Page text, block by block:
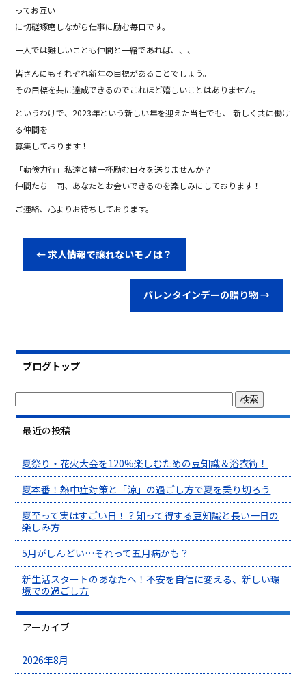
ってお互い
に切磋琢磨しながら仕事に励む毎日です。
一人では難しいことも仲間と一緒であれば、、、
皆さんにもそれぞれ新年の目標があることでしょう。
その目標を共に達成できるのでこれほど嬉しいことはありません。
というわけで、2023年という新しい年を迎えた当社でも、 新しく共に働け
る仲間を
募集しております！
「勤倹力行」私達と精一杯励む日々を送りませんか？
仲間たち一同、あなたとお会いできるのを楽しみにしております！
ご連絡、心よりお待ちしております。
←求人情報で譲れないモノは？
バレンタインデーの贈り物→
ブログトップ
最近の投稿
夏祭り・花火大会を120%楽しむための豆知識＆浴衣術！
夏本番！熱中症対策と「涼」の過ごし方で夏を乗り切ろう
夏至って実はすごい日！？知って得する豆知識と長い一日の
楽しみ方
5月がしんどい…それって五月病かも？
新生活スタートのあなたへ！不安を自信に変える、新しい環
境での過ごし方
アーカイブ
2026年8月